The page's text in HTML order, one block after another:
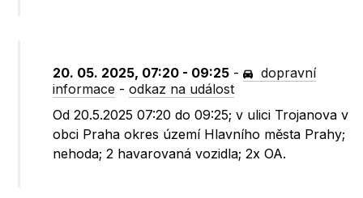
20. 05. 2025, 07:20 - 09:25 -
dopravní
informace -odkaz na událost
Od 20.5.2025 07:20 do 09:25; v ulici Trojanova v
obci Praha okres území Hlavního města Prahy;
nehoda; 2 havarovaná vozidla; 2x OA.